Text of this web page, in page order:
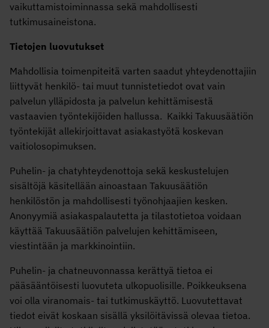
vaikuttamistoiminnassa sekä mahdollisesti
tutkimusaineistona.
Tietojen luovutukset
Mahdollisia toimenpiteitä varten saadut yhteydenottajiin
liittyvät henkilö- tai muut tunnistetiedot ovat vain
palvelun ylläpidosta ja palvelun kehittämisestä
vastaavien työntekijöiden hallussa. Kaikki Takuusäätiön
työntekijät allekirjoittavat asiakastyötä koskevan
vaitiolosopimuksen.
Puhelin- ja chatyhteydenottoja sekä keskustelujen
sisältöjä käsitellään ainoastaan Takuusäätiön
henkilöstön ja mahdollisesti työnohjaajien kesken.
Anonyymiä asiakaspalautetta ja tilastotietoa voidaan
käyttää Takuusäätiön palvelujen kehittämiseen,
viestintään ja markkinointiin.
Puhelin- ja chatneuvonnassa kerättyä tietoa ei
pääsääntöisesti luovuteta ulkopuolisille. Poikkeuksena
voi olla viranomais- tai tutkimuskäyttö. Luovutettavat
tiedot eivät koskaan sisällä yksilöitävissä olevaa tietoa.